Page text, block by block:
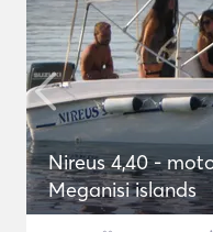
Nireus 4,40 -
Meganisi islands